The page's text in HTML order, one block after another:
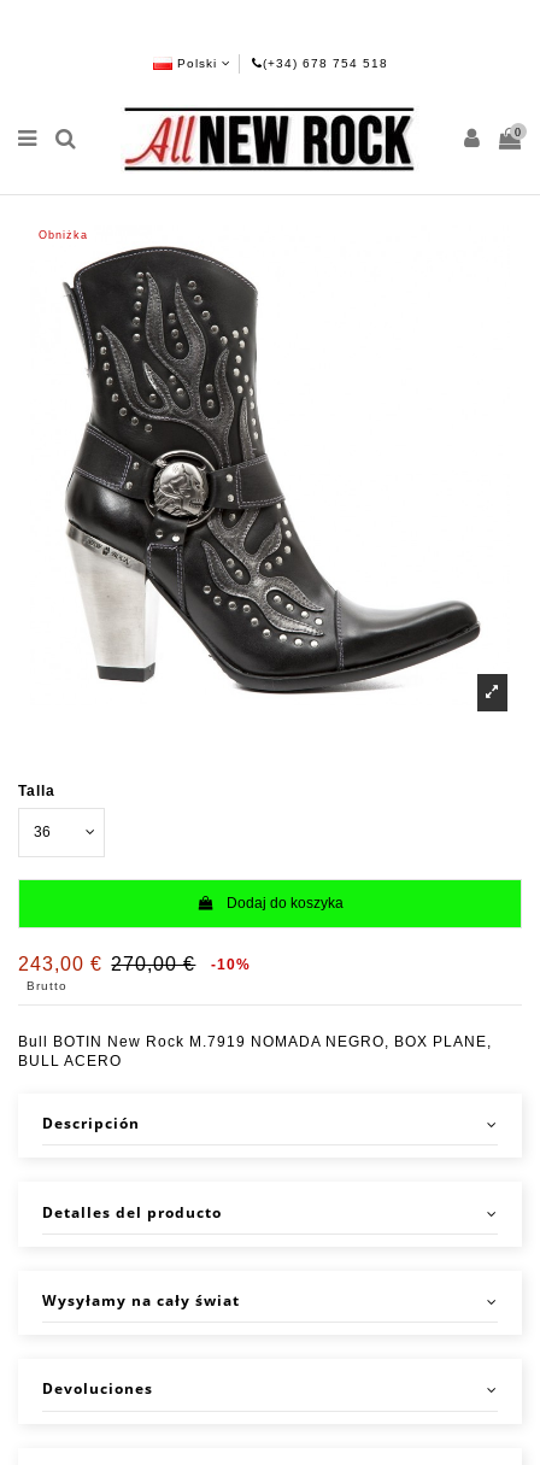
Polski (+34) 678 754 518
0
Obniżka
Talla
Dodaj do koszyka
243,00 € 270,00 € -10%
Brutto
Bull BOTIN New Rock M.7919 NOMADA NEGRO, BOX PLANE,
BULL ACERO
Descripción
Detalles del producto
Wysyłamy na cały świat
Devoluciones